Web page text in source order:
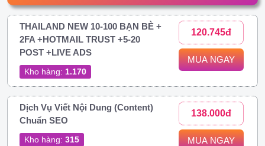
THAILAND NEW 10-100 BẠN BÈ +
2FA +HOTMAIL TRUST +5-20
POST +LIVE ADS
Kho hàng: 1.170
120.745đ
MUA NGAY
Dịch Vụ Viết Nội Dung (Content)
Chuẩn SEO
Kho hàng: 315
138.000đ
MUA NGAY